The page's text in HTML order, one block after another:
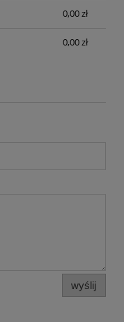
0,00 zł
0,00 zł
wyślij